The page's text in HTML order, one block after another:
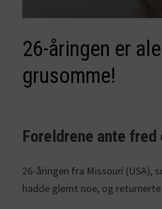
26-åringen er
grusomme!
Foreldrene ante
26-åringen fra Missouri (USA),
hadde glemt noe, og